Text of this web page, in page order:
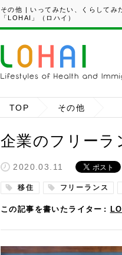
その他 | いってみたい、くらしてみ
「LOHAI」（ロハイ）
TOP その他
企業のフリーラ
2020.03.11
移住 フリーランス
この記事を書いたライター